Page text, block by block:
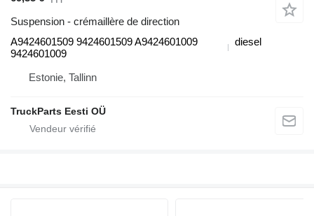
Suspension - crémaillère de direction
A9424601509 9424601509 A9424601009
9424601009
diesel
Estonie, Tallinn
TruckParts Eesti OÜ